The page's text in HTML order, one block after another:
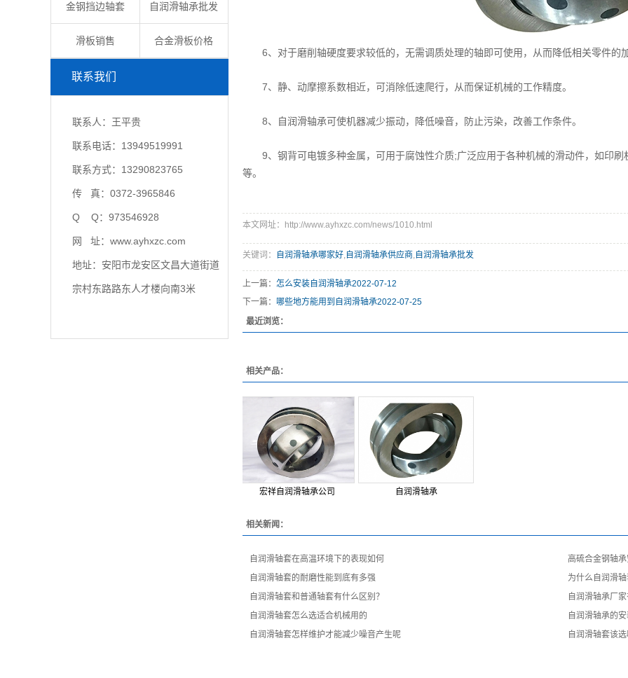
金钢挡边轴套 自润滑轴承批发
滑板销售 合金滑板价格
联系我们
联系人：王平贵
联系电话：13949519991
联系方式：13290823765
传 真：0372-3965846
Q Q：973546928
网 址：www.ayhxzc.com
地址：安阳市龙安区文昌大道街道
宗村东路路东人才楼向南3米
6、对于磨削轴硬度要求较低的，无需调质处理的轴即可使用，从而降低相关零件的
7、静、动摩擦系数相近，可消除低速爬行，从而保证机械的工作精度。
8、自润滑轴承可使机器减少振动，降低噪音，防止污染，改善工作条件。
9、钢背可电镀多种金属，可用于腐蚀性介质;广泛应用于各种机械的滑动件，如印刷
等。
本文网址：http://www.ayhxzc.com/news/1010.html
关键词： 自润滑轴承哪家好,自润滑轴承供应商,自润滑轴承批发
上一篇： 怎么安装自润滑轴承2022-07-12
下一篇： 哪些地方能用到自润滑轴承2022-07-25
最近浏览：
相关产品：
宏祥自润滑轴承公司 自润滑轴承
相关新闻：
​自润滑轴套在高温环境下的表现如何
高硫合金钢轴
​自润滑轴套的耐磨性能到底有多强
为什么自润滑
​自润滑轴套和普通轴套有什么区别？
自润滑轴承厂
​自润滑轴套怎么选适合机械用的
自润滑轴承的
自润滑轴套怎样维护才能减少噪音产生呢
自润滑轴套该